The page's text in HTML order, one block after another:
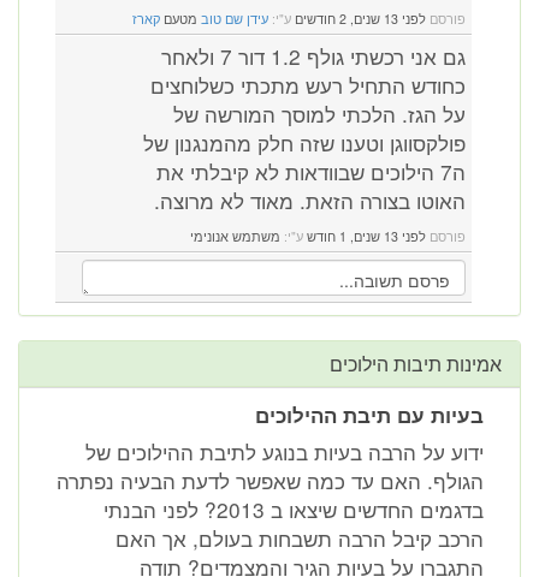
פורסם לפני 13 שנים, 2 חודשים ע"י: עידן שם טוב מטעם קארז
גם אני רכשתי גולף 1.2 דור 7 ולאחר
כחודש התחיל רעש מתכתי כשלוחצים
על הגז. הלכתי למוסך המורשה של
פולקסווגן וטענו שזה חלק מהמנגנון של
ה7 הילוכים שבוודאות לא קיבלתי את
האוטו בצורה הזאת. מאוד לא מרוצה.
פורסם לפני 13 שנים, 1 חודש ע"י: משתמש אנונימי
אמינות תיבות הילוכים
בעיות עם תיבת ההילוכים
ידוע על הרבה בעיות בנוגע לתיבת ההילוכים של
הגולף. האם עד כמה שאפשר לדעת הבעיה נפתרה
בדגמים החדשים שיצאו ב 2013? לפני הבנתי
הרכב קיבל הרבה תשבחות בעולם, אך האם
התגברו על בעיות הגיר והמצמדים? תודה